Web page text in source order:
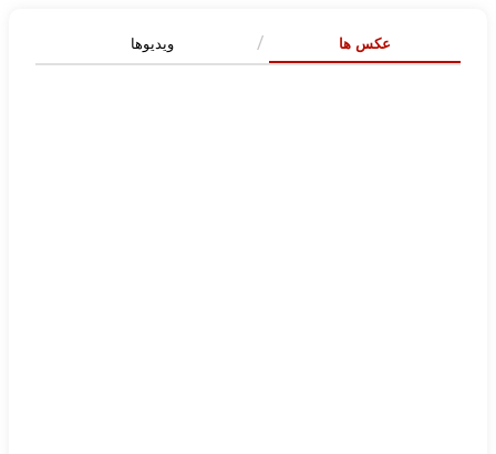
عکس ها ویدیوها